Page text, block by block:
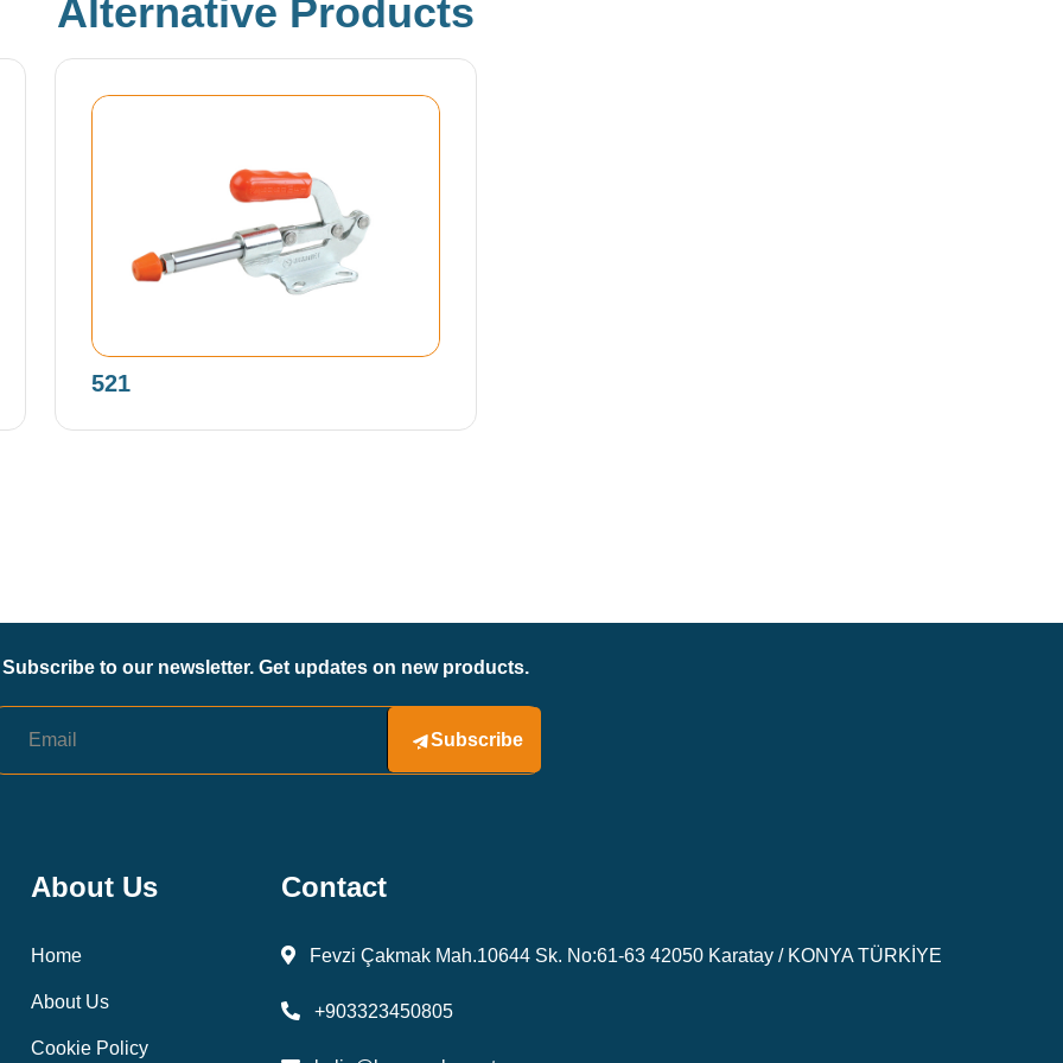
Alternative Products
521
Subscribe to our newsletter. Get updates on new products.
Subscribe
About Us
Home
About Us
Cookie Policy
Contact
Fevzi Çakmak Mah.10644 Sk. No:61-63 42050 Karatay / KONYA TÜRKİYE
+903323450805